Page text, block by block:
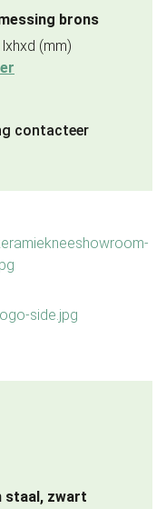
brons
(mm)
contacteer
staal, zwart